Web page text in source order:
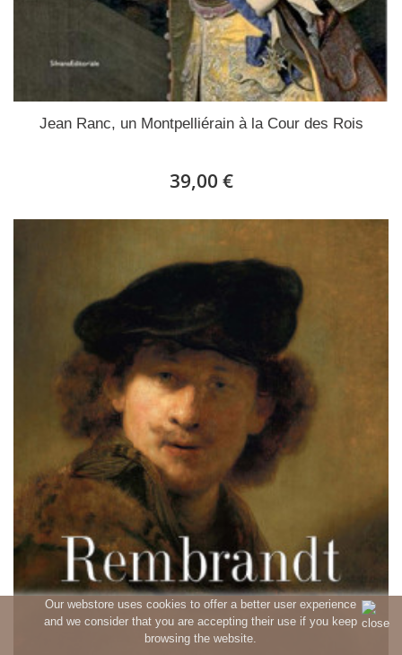
Our webstore uses cookies to offer a better user experience
and we consider that you are accepting their use if you keep
browsing the website.
Jean Ranc, un Montpelliérain à la Cour des Rois
39,00 €